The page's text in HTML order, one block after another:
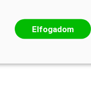
Elfogadom